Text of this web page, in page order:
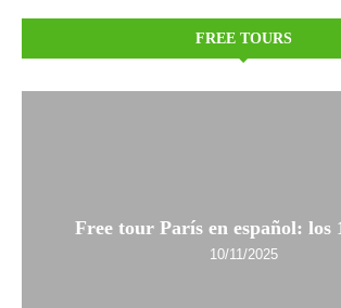
FREE TOURS
Free tour París en español: los
10/11/2025